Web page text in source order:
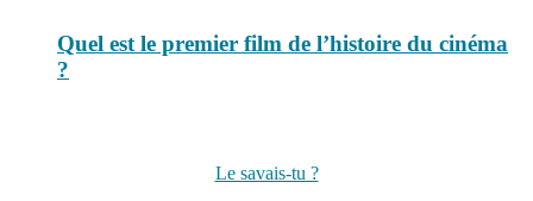
Quel est le premier film de l’histoire du cinéma
?
Le savais-tu ?